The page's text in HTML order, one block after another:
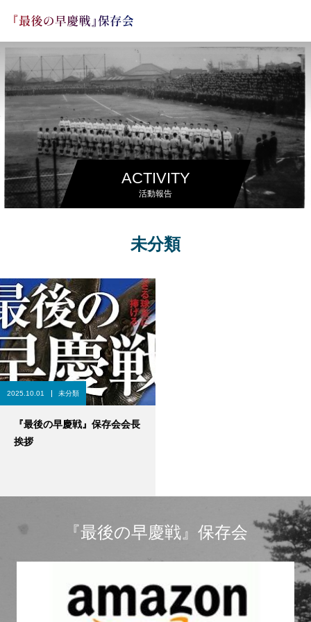
ACTIVITY
活動報告
未分類
2025.10.01 未分類
『最後の早慶戦』保存会会長
挨拶
『最後の早慶戦』保存会